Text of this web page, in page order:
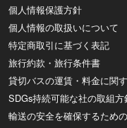
個人情報保護方針
個人情報の取扱いについて
特定商取引に基づく表記
旅行約款・旅行条件書
貸切バスの運賃・料金に関
SDGs持続可能な社の取組方
輸送の安全を確保するため